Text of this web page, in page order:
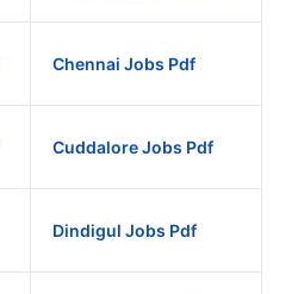
Chennai Jobs Pdf
Cuddalore Jobs Pdf
Dindigul Jobs Pdf